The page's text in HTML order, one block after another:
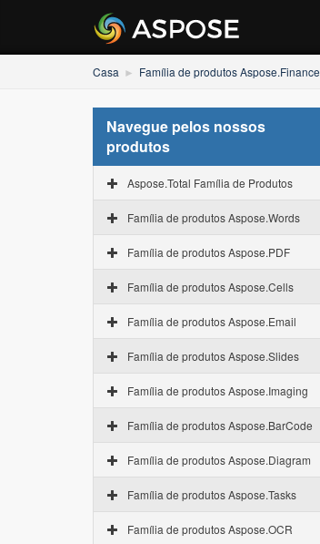
Casa Família de produtos Aspose.Finance
Navegue pelos nossos
produtos
Aspose.Total Família de Produtos
Família de produtos Aspose.Words
Família de produtos Aspose.PDF
Família de produtos Aspose.Cells
Família de produtos Aspose.Email
Família de produtos Aspose.Slides
Família de produtos Aspose.Imaging
Família de produtos Aspose.BarCode
Família de produtos Aspose.Diagram
Família de produtos Aspose.Tasks
Família de produtos Aspose.OCR